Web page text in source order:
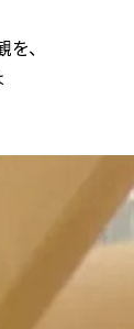
、